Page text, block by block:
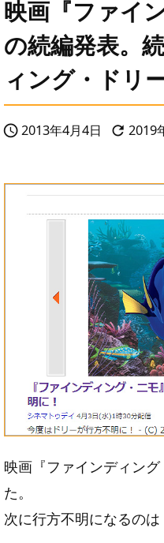
映画『ファイ
の続編発表。
ィング・ドリー
2013年4月4日  2019
映画『ファインディン
た。
次に行方不明になるのは